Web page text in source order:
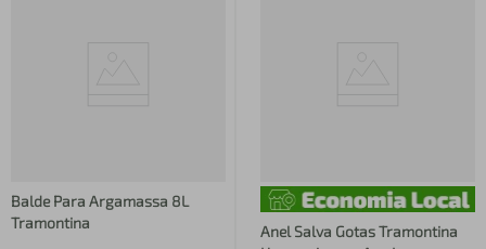
Balde Para Argamassa 8L
Tramontina
Anel Salva Gotas Tramontina